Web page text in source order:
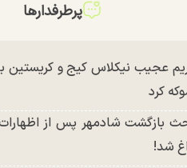
پرطرفدارها
عجیب نیکلاس کیج و کریستین
کرد
بازگشت شادمهر پس از
شد!